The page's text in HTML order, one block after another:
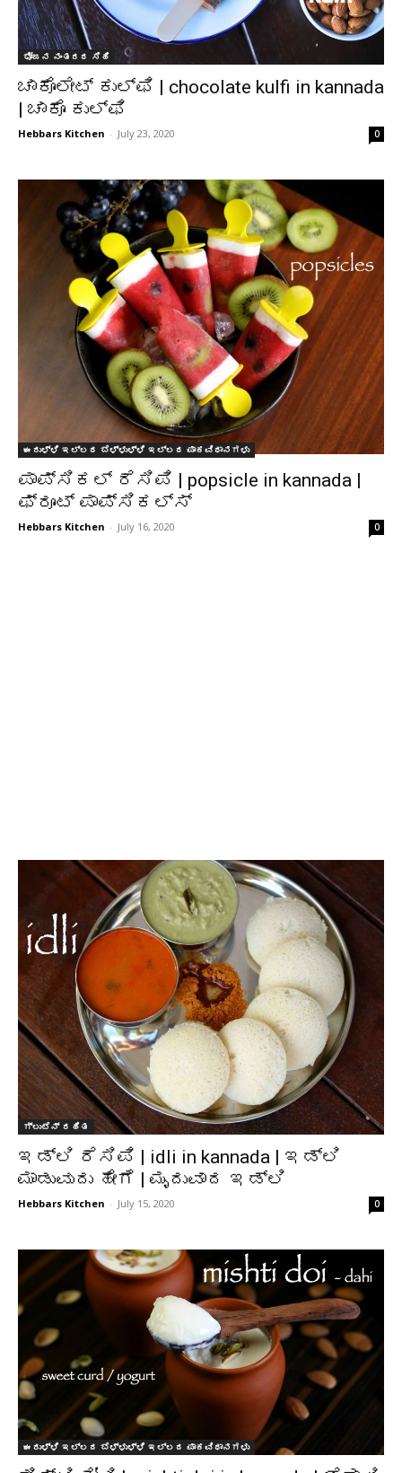
ಭೋಜನ ನಂತರದ ಸಿಹಿ
ಚಾಕೊಲೇಟ್ ಕುಲ್ಫಿ | chocolate kulfi in kannada
| ಚಾಕೊ ಕುಲ್ಫಿ
Hebbars Kitchen - July 23, 2020 0
ಈರುಳ್ಳಿ ಇಲ್ಲದ ಬೆಳ್ಳುಳ್ಳಿ ಇಲ್ಲದ ಪಾಕವಿಧಾನಗಳು
ಪಾಪ್ಸಿಕಲ್ ರೆಸಿಪಿ | popsicle in kannada |
ಫ್ರೂಟ್ ಪಾಪ್ಸಿಕಲ್ಸ್
Hebbars Kitchen - July 16, 2020 0
ಗ್ಲುಟೆನ್ ರಹಿತ
ಇಡ್ಲಿ ರೆಸಿಪಿ | idli in kannada | ಇಡ್ಲಿ
ಮಾಡುವುದು ಹೇಗೆ | ಮೃದುವಾದ ಇಡ್ಲಿ
Hebbars Kitchen - July 15, 2020 0
ಈರುಳ್ಳಿ ಇಲ್ಲದ ಬೆಳ್ಳುಳ್ಳಿ ಇಲ್ಲದ ಪಾಕವಿಧಾನಗಳು